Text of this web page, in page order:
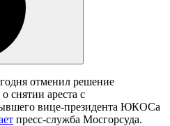
отменил решение
о снятии ареста с
вице-президента ЮКОСа
пресс-служба Мосгорсуда.